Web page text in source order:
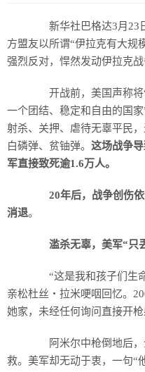
新华社巴格达3月23日
方盟友以所谓“伊拉克有大规
强烈反对，悍然发动伊拉克战
开战前，美国声称将“
一个团结、稳定和自由的国
射杀、关押、虐待无辜平民
白磷弹、贫铀弹。 这场战争
军直接致死逾1.6万人。
20年后，战争创伤依
消退。
滥杀无辜，美军“只
“这是我和孩子们生命
亲松杜丝・拉米哽咽回忆。
她家，未经任何询问直接开枪
阿米尔中枪倒地后，
救。美军却无动于衷，一句“